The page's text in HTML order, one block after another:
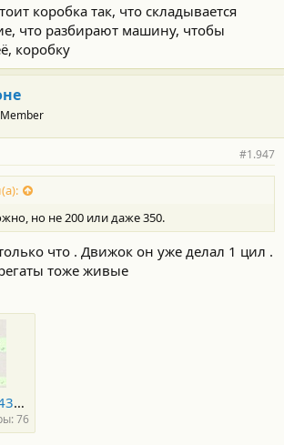
коробка так, что складывается
что разбирают машину, чтобы
коробку
#1.947
но не 200 или даже 350.
что . Движок он уже делал 1 цил .
тоже живые
BCF51F52-CEC2-43FC-B741-7D40DFF1FEFB.jpeg
76